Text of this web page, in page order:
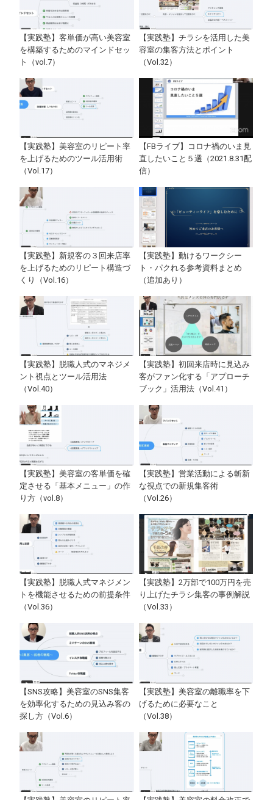
【実践塾】客単価が高い美容室
を構築するためのマインドセッ
ト（vol.7）
【実践塾】チラシを活用した美
容室の集客方法とポイント
（Vol.32）
【実践塾】美容室のリピート率
を上げるためのツール活用術
（Vol.17）
【FBライブ】コロナ禍のいま見
直したいこと５選（2021.8.31配
信）
【実践塾】新規客の３回来店率
を上げるためのリピート構造づ
くり（Vol.16）
【実践塾】動けるワークシー
ト・パクれる参考資料まとめ
（追加あり）
【実践塾】脱職人式のマネジメ
ント視点とツール活用法
（Vol.40）
【実践塾】初回来店時に見込み
客がファン化する「アプローチ
ブック」活用法（Vol.41）
【実践塾】美容室の客単価を確
定させる「基本メニュー」の作
り方（vol.8）
【実践塾】営業活動による斬新
な視点での新規集客術
（Vol.26）
【実践塾】脱職人式マネジメン
トを機能させるための前提条件
（Vol.36）
【実践塾】2万部で100万円を売
り上げたチラシ集客の事例解説
（Vol.33）
【SNS攻略】美容室のSNS集客
を効率化するための見込み客の
探し方（Vol.6）
【実践塾】美容室の離職率を下
げるために必要なこと
（Vol.38）